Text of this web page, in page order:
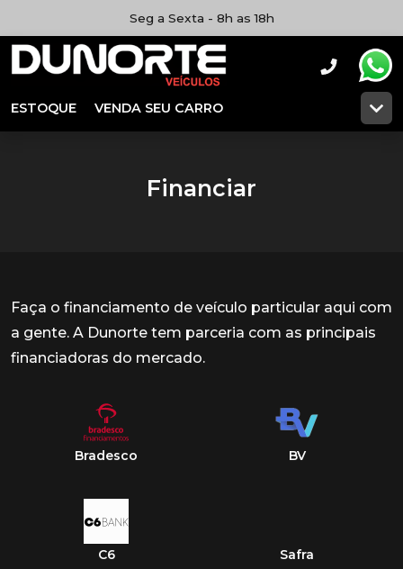
Seg a Sexta - 8h as 18h
ESTOQUE VENDA SEU CARRO
Financiar
Faça o financiamento de veículo particular aqui com
a gente. A Dunorte tem parceria com as principais
financiadoras do mercado.
Bradesco BV
C6 Safra